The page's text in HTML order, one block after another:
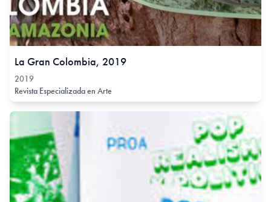
La Gran Colombia, 2019
2019
Revista Especializada en Arte